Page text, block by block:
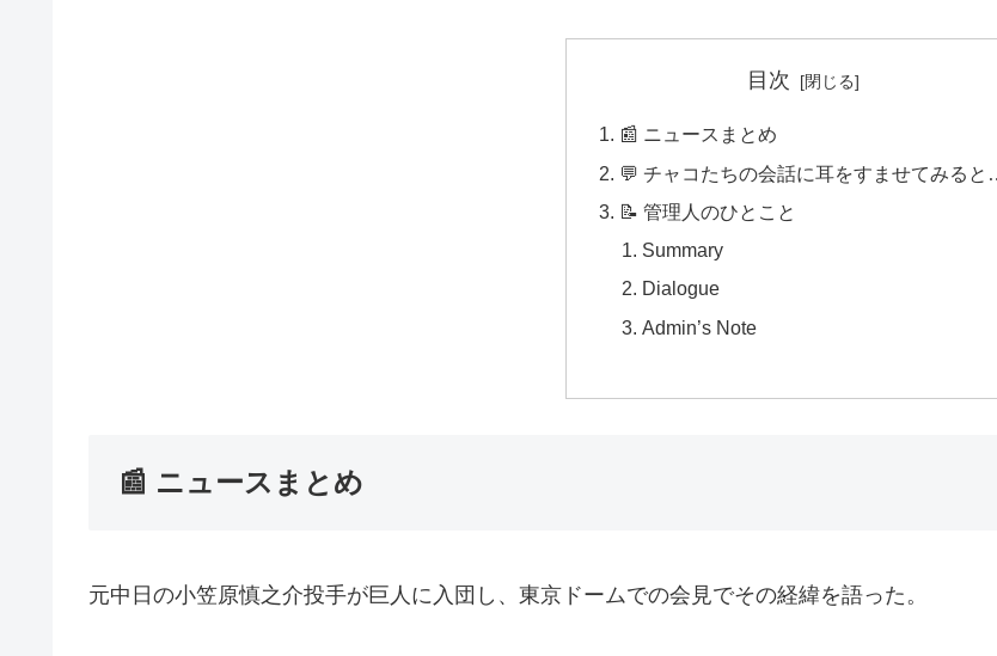
目次
📰 ニュースまとめ
💬 チャコたちの会話に耳をすませてみると…
📝 管理人のひとこと
Summary
Dialogue
Admin’s Note
📰 ニュースまとめ
元中日の小笠原慎之介投手が巨人に入団し、東京ドームでの会見でその経緯を語った。